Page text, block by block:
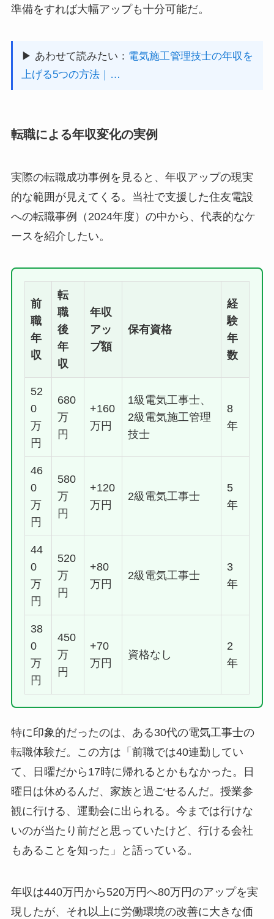
準備をすれば大幅アップも十分可能だ。
▶ あわせて読みたい： 電気施工管理技士の年収を
上げる5つの方法｜…
転職による年収変化の実例
実際の転職成功事例を見ると、年収アップの現実
的な範囲が見えてくる。当社で支援した住友電設
への転職事例（2024年度）の中から、代表的なケ
ースを紹介したい。
前
職
年
収
転
職
後
年
収
年収
アッ
プ額
保有資格
経
験
年
数
52
0
万
円
680
万
円
+160
万円
1級電気工事士、
2級電気施工管理
技士
8
年
46
0
万
円
580
万
円
+120
万円
2級電気工事士
5
年
44
0
万
円
520
万
円
+80
万円
2級電気工事士
3
年
38
0
万
円
450
万
円
+70
万円
資格なし
2
年
特に印象的だったのは、ある30代の電気工事士の
転職体験だ。この方は「前職では40連勤してい
て、日曜だから17時に帰れるとかもなかった。日
曜日は休めるんだ、家族と過ごせるんだ。授業参
観に行ける、運動会に出られる。今までは行けな
いのが当たり前だと思っていたけど、行ける会社
もあることを知った」と語っている。
年収は440万円から520万円へ80万円のアップを実
現したが、それ以上に労働環境の改善に大きな価